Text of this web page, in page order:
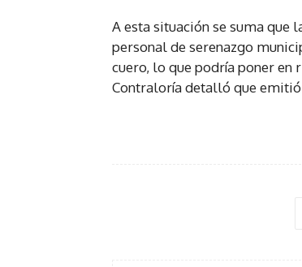
A esta situación se suma que
personal de serenazgo
cuero, lo que podría poner
Contraloría detalló que